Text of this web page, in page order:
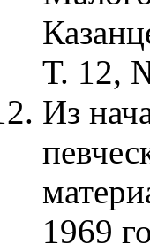
Т. 12,
Из
1969